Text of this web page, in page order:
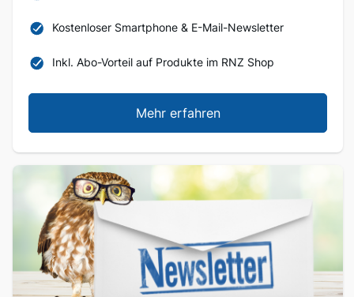
Kostenloser Smartphone & E-Mail-Newsletter
Inkl. Abo-Vorteil auf Produkte im RNZ Shop
Mehr erfahren